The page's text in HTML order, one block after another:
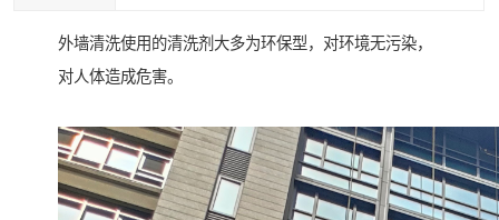
外墙清洗使用的清洗剂大多为环保型，对环境无污染，
对人体造成危害。